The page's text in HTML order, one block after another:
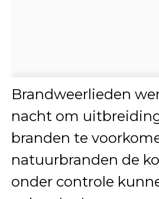
Brandweerlieden
nacht om
branden te
natuurbranden de
onder controle